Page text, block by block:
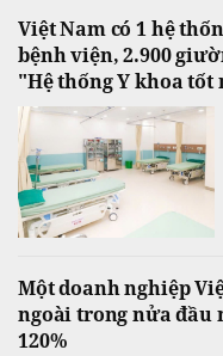
Việt Nam có 1 hệ
bệnh viện, 2.900
"Hệ thống Y khoa tốt
Một doanh nghiệp
ngoài trong nửa đầu
120%